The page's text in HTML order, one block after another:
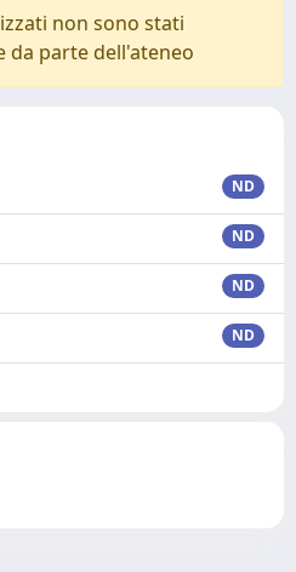
non sono stati
da parte dell'ateneo
ND
ND
ND
ND